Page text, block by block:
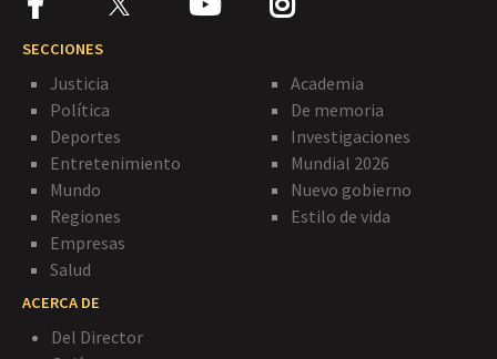
SECCIONES
Justicia
Política
Deportes
Entretenimiento
Mundo
Regiones
Empresas
Salud
Academia
De memoria
Investigaciones
Mundial 2026
Nuevo gobierno
Estilo de vida
ACERCA DE
Del Director